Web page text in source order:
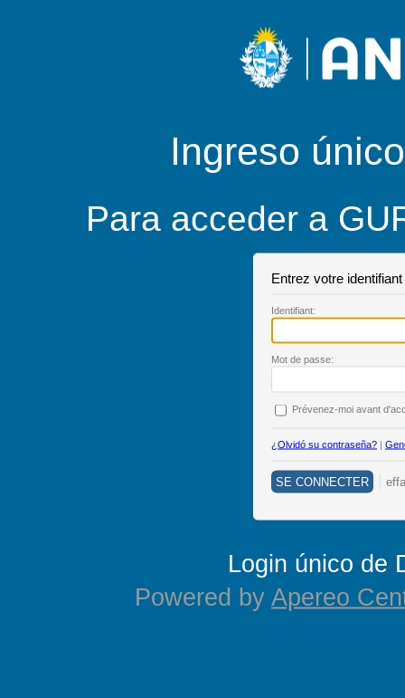
Ingreso
Para acceder a
Entrez votre
Identifiant:
Mot de passe:
Prévenez-moi avant
¿Olvidó su contraseña? |
Login único de
Powered by Apereo